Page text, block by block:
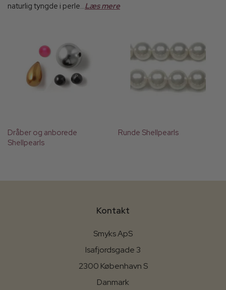
naturlig tyngde i perle...Læs mere
Dråber og anborede
Shellpearls
Runde Shellpearls
Kontakt
Smyks ApS
Isafjordsgade 3
2300 København S
Danmark